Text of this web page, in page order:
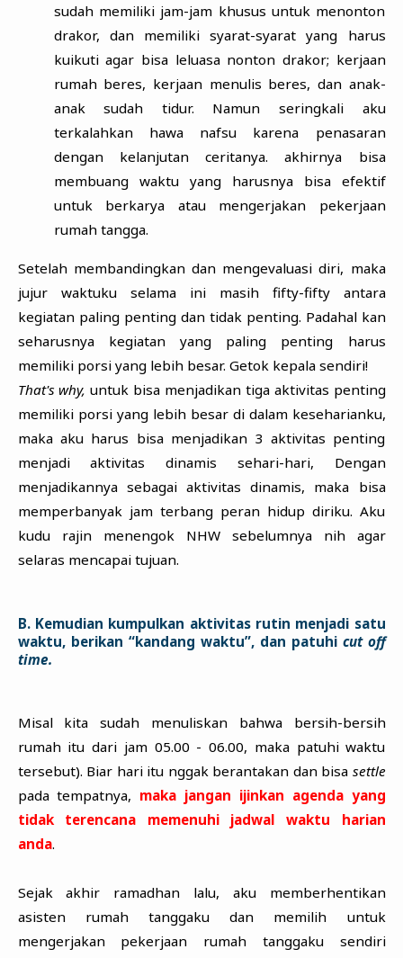
sudah memiliki jam-jam khusus untuk menonton
drakor, dan memiliki syarat-syarat yang harus
kuikuti agar bisa leluasa nonton drakor; kerjaan
rumah beres, kerjaan menulis beres, dan anak-
anak sudah tidur. Namun seringkali aku
terkalahkan hawa nafsu karena penasaran
dengan kelanjutan ceritanya. akhirnya bisa
membuang waktu yang harusnya bisa efektif
untuk berkarya atau mengerjakan pekerjaan
rumah tangga.
Setelah membandingkan dan mengevaluasi diri, maka
jujur waktuku selama ini masih fifty-fifty antara
kegiatan paling penting dan tidak penting. Padahal kan
seharusnya kegiatan yang paling penting harus
memiliki porsi yang lebih besar. Getok kepala sendiri!
That's why,untuk bisa menjadikan tiga aktivitas penting
memiliki porsi yang lebih besar di dalam keseharianku,
maka aku harus bisa menjadikan 3 aktivitas penting
menjadi aktivitas dinamis sehari-hari, Dengan
menjadikannya sebagai aktivitas dinamis, maka bisa
memperbanyak jam terbang peran hidup diriku. Aku
kudu rajin menengok NHW sebelumnya nih agar
selaras mencapai tujuan.
B. Kemudian kumpulkan aktivitas rutin menjadi satu
waktu, berikan “kandang waktu”, dan patuhi cut off
time.
Misal kita sudah menuliskan bahwa bersih-bersih
rumah itu dari jam 05.00 - 06.00, maka patuhi waktu
tersebut). Biar hari itu nggak berantakan dan bisa settle
pada tempatnya, maka jangan ijinkan agenda yang
tidak terencana memenuhi jadwal waktu harian
anda.
Sejak akhir ramadhan lalu, aku memberhentikan
asisten rumah tanggaku dan memilih untuk
mengerjakan pekerjaan rumah tanggaku sendiri